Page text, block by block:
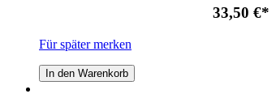
33,50 €*
Für später merken
In den Warenkorb